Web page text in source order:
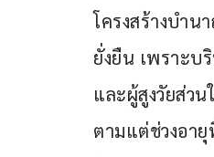
โครงสร้างบำ
ยั่งยืน เพราะบ
และผู้สูงวัยส่ว
ตามแต่ช่วงอา